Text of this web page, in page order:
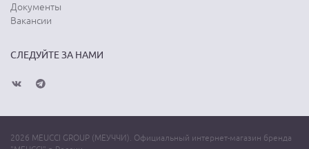
Документы
Вакансии
СЛЕДУЙТЕ ЗА НАМИ
2026 MEUCCI GROUP (МЕУЧЧИ). Официальный интернет-магазин бренда